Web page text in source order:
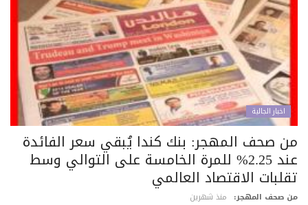
اخبار الجالية
صحف المهجر: بنك كندا يُبقي سعر الفائدة
عند 2.25% للمرة الخامسة على التوالي وسط
الاقتصاد العالمي
صحف المهجر: منذ شهرين